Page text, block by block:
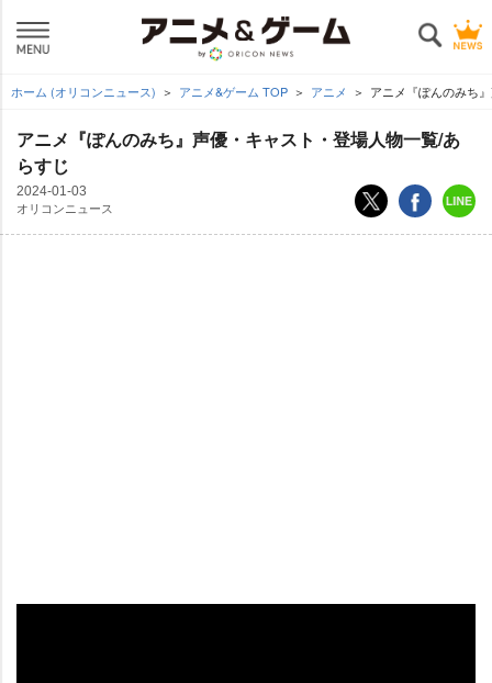
ホーム (オリコンニュース) アニメ&ゲーム TOP アニメ アニメ『ぽんのみち
アニメ『ぽんのみち』声優・キャスト・登場人物一覧/あ
らすじ
2024-01-03
オリコンニュース